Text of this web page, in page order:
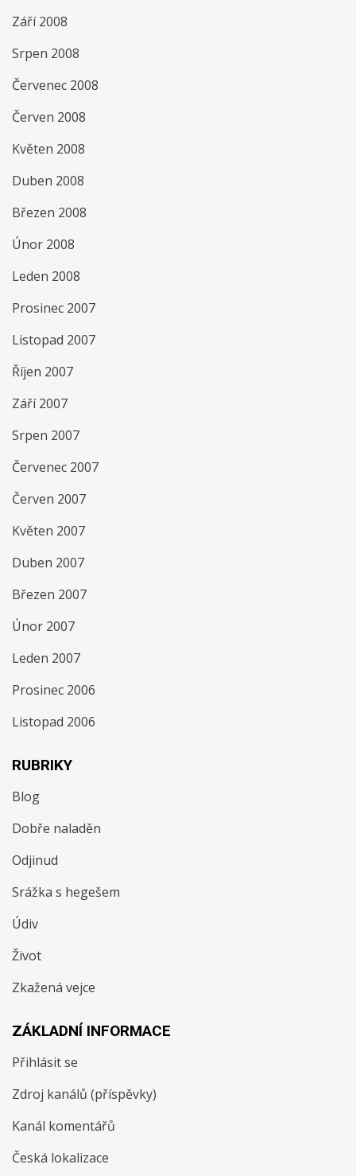
Září 2008
Srpen 2008
Červenec 2008
Červen 2008
Květen 2008
Duben 2008
Březen 2008
Únor 2008
Leden 2008
Prosinec 2007
Listopad 2007
Říjen 2007
Září 2007
Srpen 2007
Červenec 2007
Červen 2007
Květen 2007
Duben 2007
Březen 2007
Únor 2007
Leden 2007
Prosinec 2006
Listopad 2006
RUBRIKY
Blog
Dobře naladěn
Odjinud
Srážka s hegešem
Údiv
Život
Zkažená vejce
ZÁKLADNÍ INFORMACE
Přihlásit se
Zdroj kanálů (příspěvky)
Kanál komentářů
Česká lokalizace